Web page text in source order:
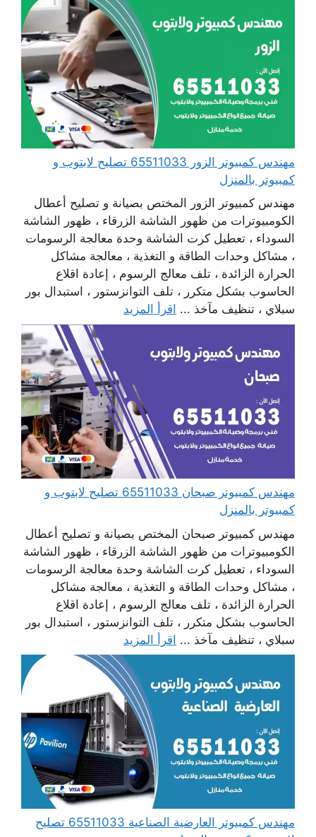
مهندس كمبيوتر الزور 65511033 تصليح لابتوب و
كمبيوتر بالمنزل
مهندس كمبيوتر الزور المختص بصيانة و تصليح أعطال
الكومبيوترات من ظهور الشاشة الزرقاء ، ظهور الشاشة
السوداء ، تعطيل كرت الشاشة وحدة معالجة الرسومات
، مشاكل وحدات الطاقة و التغذية ، معالجة مشاكل
الحرارة الزائدة ، تلف معالج الرسوم ، إعادة اقلاع
الحاسوب بشكل متكرر ، تلف التوانزستور ، استبدال بور
سبلاي ، تنظيف مآخذ ... اقرأ المزيد
مهندس كمبيوتر صبحان 65511033 تصليح لابتوب و
كمبيوتر بالمنزل
مهندس كمبيوتر صبحان المختص بصيانة و تصليح أعطال
الكومبيوترات من ظهور الشاشة الزرقاء ، ظهور الشاشة
السوداء ، تعطيل كرت الشاشة وحدة معالجة الرسومات
، مشاكل وحدات الطاقة و التغذية ، معالجة مشاكل
الحرارة الزائدة ، تلف معالج الرسوم ، إعادة اقلاع
الحاسوب بشكل متكرر ، تلف التوانزستور ، استبدال بور
سبلاي ، تنظيف مآخذ ... اقرأ المزيد
مهندس كمبيوتر العارضية الصناعية 65511033 تصليح